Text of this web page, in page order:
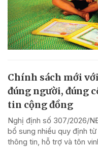
Chính sách mới
đúng người, đúng
tin cộng đồng
Nghị định số 307/2026/
bổ sung nhiều quy định
thông tin, hỗ trợ và tôn